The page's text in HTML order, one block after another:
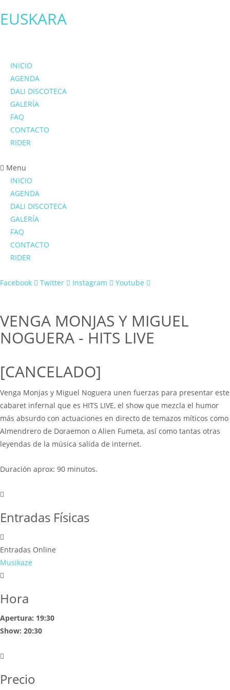
EUSKARA
INICIO
AGENDA
DALI DISCOTECA
GALERÍA
FAQ
CONTACTO
RIDER
Menu
INICIO
AGENDA
DALI DISCOTECA
GALERÍA
FAQ
CONTACTO
RIDER
Facebook Twitter Instagram Youtube
VENGA MONJAS Y MIGUEL
NOGUERA - HITS LIVE
[CANCELADO]
Venga Monjas y Miguel Noguera unen fuerzas para presentar este
cabaret infernal que es HITS LIVE, el show que mezcla el humor
más absurdo con actuaciones en directo de temazos míticos como
Almendrero de Doraemon o Alien Fumeta, así como tantas otras
leyendas de la música salida de internet.
Duración aprox: 90 minutos.
Entradas Físicas
Entradas Online
Musikaze
Hora
Apertura: 19:30
Show: 20:30
Precio